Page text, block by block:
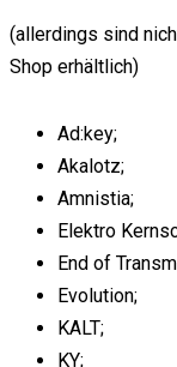
(allerdings sind
Shop erhältlich)
Ad:key;
Akalotz;
Amnistia;
Elektro
End of
Evolution;
KALT;
KY;